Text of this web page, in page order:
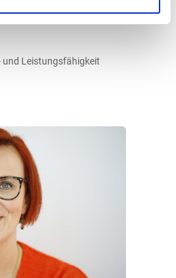
und Leistungsfähigkeit